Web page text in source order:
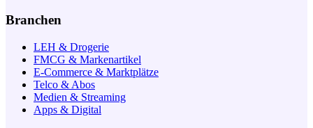
Branchen
LEH & Drogerie
FMCG & Markenartikel
E-Commerce & Marktplätze
Telco & Abos
Medien & Streaming
Apps & Digital